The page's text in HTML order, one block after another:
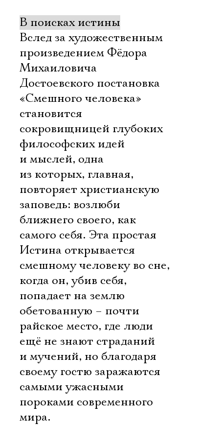
В поисках истины
Вслед за художественным
произведением Фёдора
Михаиловича
Достоевского постановка
«Смешного человека»
становится
сокровищницей глубоких
философских идей
и мыслей, одна
из которых, главная,
повторяет христианскую
заповедь: возлюби
ближнего своего, как
самого себя. Эта простая
Истина открывается
смешному человеку во сне,
когда он, убив себя,
попадает на землю
обетованную – почти
райское место, где люди
ещё не знают страданий
и мучений, но благодаря
своему гостю заражаются
самыми ужасными
пороками современного
мира.